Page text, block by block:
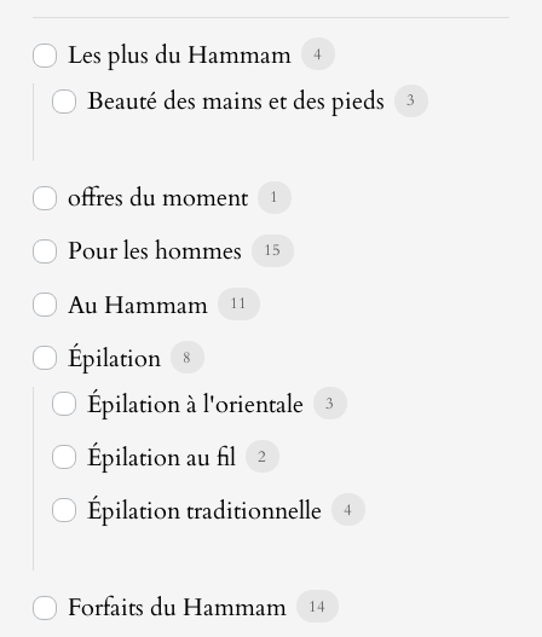
Les plus du Hammam 4
Beauté des mains et des pieds 3
offres du moment 1
Pour les hommes 15
Au Hammam 11
Épilation 8
Épilation à l'orientale 3
Épilation au fil 2
Épilation traditionnelle 4
Forfaits du Hammam 14